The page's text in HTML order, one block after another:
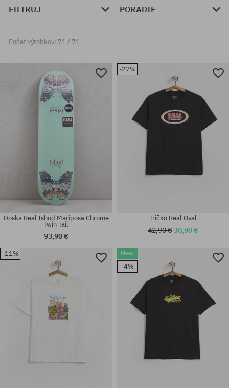
FILTRUJ PORADIE
Počet výrobkov: 71 / 71
Doska Real Ishod Mariposa Chrome
Twin Tail
93,90 €
-27%
Tričko Real Oval
42,90 €30,90 €
-11%
New
-4%